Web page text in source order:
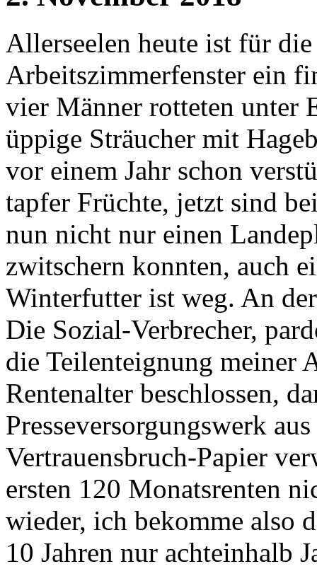
Allerseelen heute ist für
Arbeitszimmerfenster ein
vier Männer rotteten unter
üppige Sträucher mit
vor einem Jahr schon
tapfer Früchte, jetzt sind
nun nicht nur einen
zwitschern konnten, auch
Winterfutter ist weg. An
Die Sozial-Verbrecher,
die Teilenteignung meiner
Rentenalter beschlossen,
Presseversorgungswerk
Vertrauensbruch-Papier
ersten 120 Monatsrenten
wieder, ich bekomme also
10 Jahren nur achteinhalb